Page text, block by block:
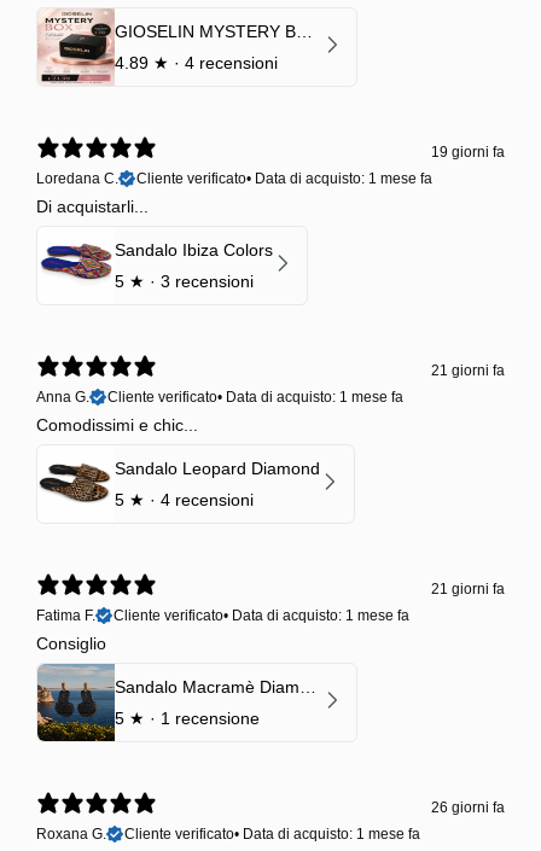
GIOSELIN MYSTERY BOX | €24,99 → Valore garantito minimo €70
4.89 ★ · 4 recensioni
19 giorni fa
Loredana C.
Cliente verificato• Data di acquisto: 1 mese fa
Di acquistarli...
Sandalo Ibiza Colors
5 ★ · 3 recensioni
21 giorni fa
Anna G.
Cliente verificato• Data di acquisto: 1 mese fa
Comodissimi e chic...
Sandalo Leopard Diamond
5 ★ · 4 recensioni
21 giorni fa
Fatima F.
Cliente verificato• Data di acquisto: 1 mese fa
Consiglio
Sandalo Macramè Diamond Black Onyx
5 ★ · 1 recensione
26 giorni fa
Roxana G.
Cliente verificato• Data di acquisto: 1 mese fa